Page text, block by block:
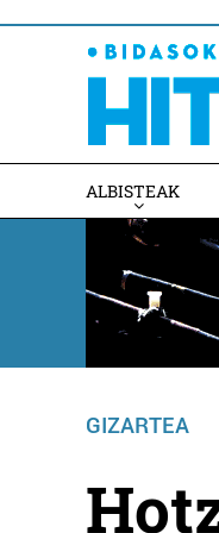
ALBISTEAK
GIZARTEA